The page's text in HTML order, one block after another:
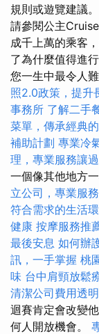
規則或遊覽建議
請參閱公主
成千上萬的乘客
了為什麼值得進
您一生中最令人
照2.0政策，提升
事務所 了解二手
菜單，傳承經典
補助計劃 專業冷
理，專業服務讓
一個像其他地方
立公司，專業服
符合需求的生活
健康 按摩服務推
最後安息 如何辦
訊，一手掌握 桃
味 台中肩頸放鬆
清潔公司費用透
迴賽肯定會改變
何人開放機會。